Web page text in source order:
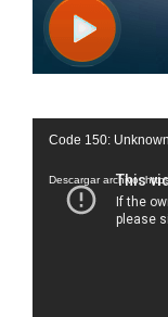
Reproductor
vídeo
Code 150:
Descargar archivo: